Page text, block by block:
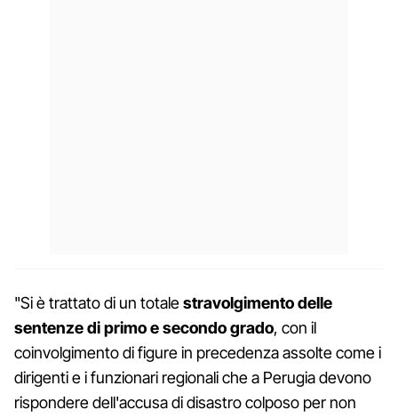
"Si è trattato di un totalestravolgimento delle
sentenze di primo e secondo grado, con il
coinvolgimento di figure in precedenza assolte come i
dirigenti e i funzionari regionali che a Perugia devono
rispondere dell'accusa di disastro colposo per non